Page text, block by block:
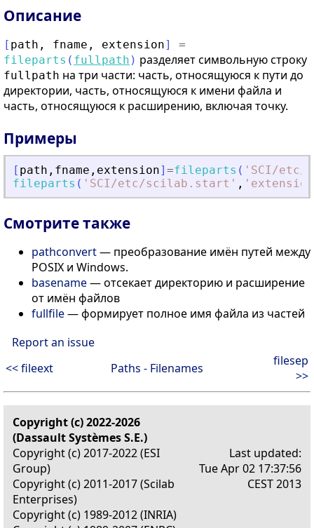
Описание
[ path , fname , extension]
=
fileparts ( fullpath ) разделяет символьную строку
fullpath на три части: часть, относящуюся к пути до
директории, часть, относящуюся к имени файла и
часть, относящуюся к расширению, включая точку.
Примеры
[ path , fname , extension] =fileparts ( ' SCI/
fileparts ( ' SCI/etc/scilab.start ' , ' extension
Смотрите также
pathconvert— преобразование имён путей между
POSIX и Windows.
basename— отсекает директорию и расширение
от имён файлов
fullfile— формирует полное имя файла из частей
Report an issue
<< fileext
Paths - Filenames
filesep
>>
Copyright (c) 2022-2026
(Dassault Systèmes S.E.)
Copyright (c) 2017-2022 (ESI
Group)
Copyright (c) 2011-2017 (Scilab
Enterprises)
Copyright (c) 1989-2012 (INRIA)
Last updated:
Tue Apr 02 17:37:56
CEST 2013